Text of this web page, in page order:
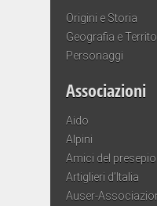
Origini e Storia
Geografia e
Personaggi
Associazioni
Aido
Alpini
Amici del presepio
Artiglieri d’Italia
Auser-